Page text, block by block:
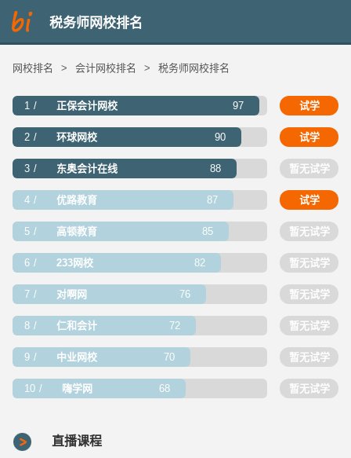
税务师网校排名
网校排名 > 会计网校排名 > 税务师网校排名
1 正保会计网校 97 试学
2 环球网校 90 试学
3 东奥会计在线 88 暂无试学
4 优路教育 87 试学
5 高顿教育 85 暂无试学
6 233网校 82 暂无试学
7 对啊网 76 暂无试学
8 仁和会计 72 暂无试学
9 中业网校 70 暂无试学
10 嗨学网 68 暂无试学
直播课程